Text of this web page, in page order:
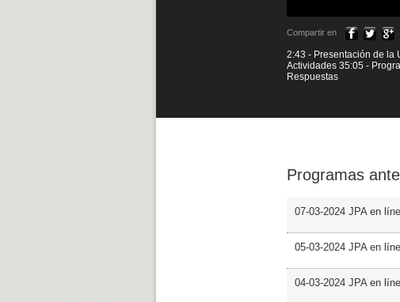
Compartir en
2:43 - Presentación de la
Actividades 35:05 -
Respuestas
Programas
07-03-2024 JPA en
05-03-2024 JPA en
04-03-2024 JPA en